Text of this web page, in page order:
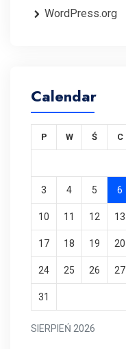
WordPress.org
Calendar
SIERPIEŃ 2026
P W Ś C
3 4 5 6
10 11 12 13
17 18 19 20
24 25 26 27
31